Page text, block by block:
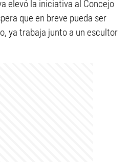
elevó la iniciativa al Concejo
que en breve pueda ser
ya trabaja junto a un escultor